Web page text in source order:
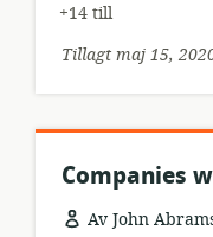
+14 till
Tillagt maj 15,
Companies
Av John